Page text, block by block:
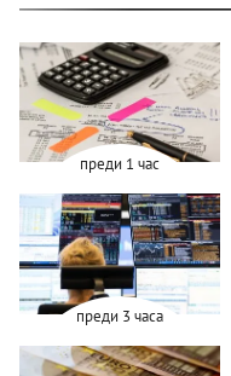
преди 1 час
преди 3 часа